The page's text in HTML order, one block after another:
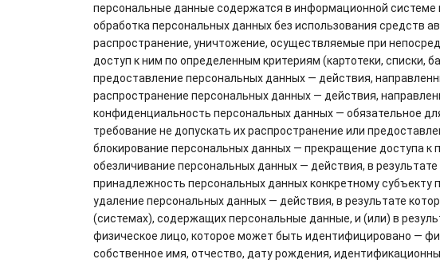
персональные данные содержатся в информационной системе
обработка персональных данных без использования средств
распространение, уничтожение, осуществляемые при
доступ к ним по определенным критериям (картотеки, списки,
предоставление персональных данных — действия,
распространение персональных данных — действия,
конфиденциальность персональных данных — обязательное
требование не допускать их распространение или
блокирование персональных данных — прекращение доступа к
обезличивание персональных данных — действия, в
принадлежность персональных данных конкретному субъекту
удаление персональных данных — действия, в результате
(системах), содержащих персональные данные, и (или) в
физическое лицо, которое может быть идентифицировано —
собственное имя, отчество, дату рождения,